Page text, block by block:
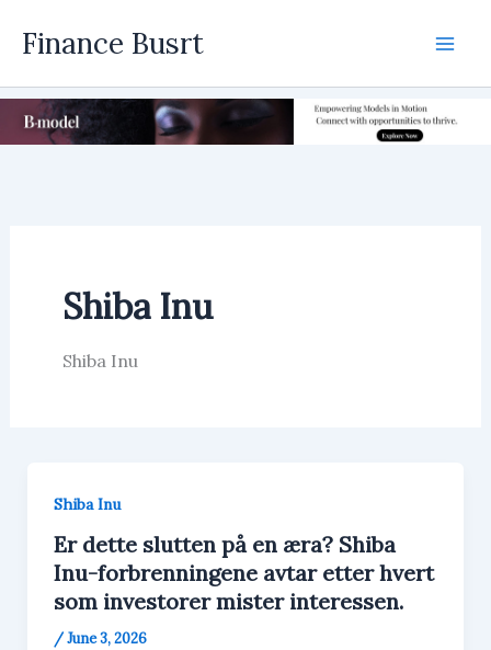
Finance Busrt
Shiba Inu
Shiba Inu
Shiba Inu
Er dette slutten på en æra? Shiba
Inu-forbrenningene avtar etter hvert
som investorer mister interessen.
/June 3, 2026